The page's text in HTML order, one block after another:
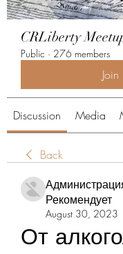
CRLiberty
Public · 276 members
Join
Discussion Media
Back
Рекомендует
August 30, 2023
От